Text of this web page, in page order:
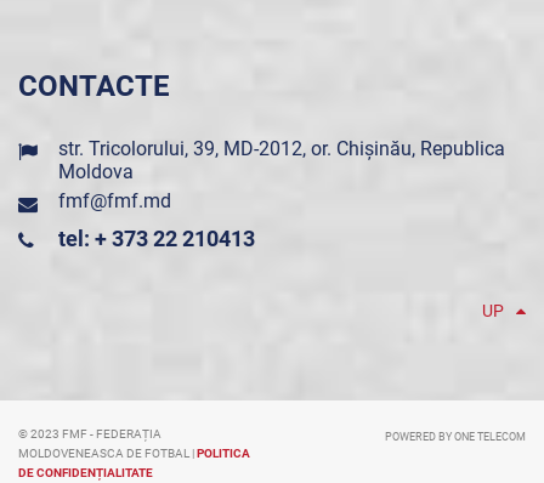
CONTACTE
str. Tricolorului, 39, MD-2012, or. Chișinău, Republica
Moldova
fmf@fmf.md
tel: + 373 22 210413
UP
© 2023 FMF - FEDERAȚIA
MOLDOVENEASCA DE FOTBAL |POLITICA
DE CONFIDENȚIALITATE
POWERED BY ONE TELECOM